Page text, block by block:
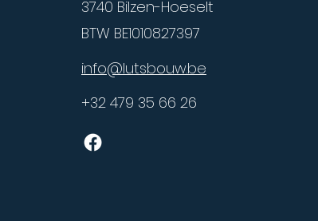
3740 Bilzen-Hoeselt
BTW BE1010827397
info@lutsbouw.be
+32 479 35 66 26